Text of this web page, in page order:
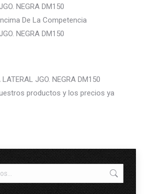
NEGRA DM150
De La Competencia
NEGRA DM150
JGO. NEGRA DM150
productos y los precios ya